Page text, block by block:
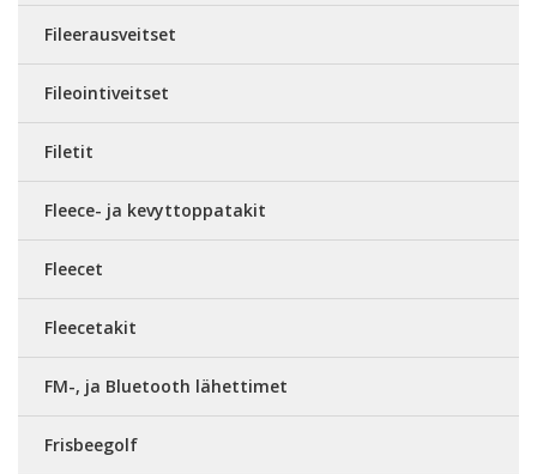
Fileerausveitset
Fileointiveitset
Filetit
Fleece- ja kevyttoppatakit
Fleecet
Fleecetakit
FM-, ja Bluetooth lähettimet
Frisbeegolf